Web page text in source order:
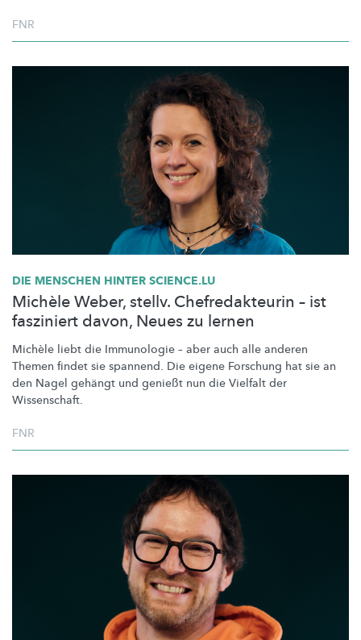
FNR
DIE MENSCHEN HINTER SCIENCE.LU
Michèle Weber, stellv. Chefredakteurin – ist
fasziniert davon, Neues zu lernen
Michèle liebt die Immunologie – aber auch alle anderen
Themen findet sie spannend. Die eigene Forschung hat sie an
den Nagel gehängt und genießt nun die Vielfalt der
Wissenschaft.
FNR